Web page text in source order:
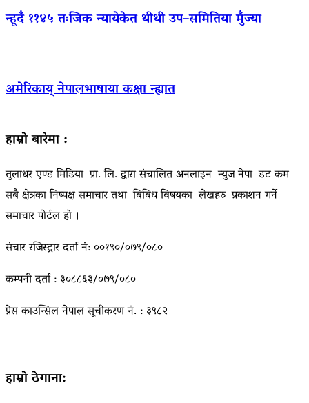
न्हूदँ ११४५ तःजिक न्यायेकेत थीथी उप–समितिया मुँज्या
अमेरिकाय् नेपालभाषाया कक्षा न्ह्यात
हाम्रो बारेमा :
तुलाधर एण्ड मिडिया प्रा. लि. द्वारा संचालित अनलाइन न्युज नेपा डट कम
सबै क्षेत्रका निष्पक्ष समाचार तथा बिबिध विषयका लेखहरु प्रकाशन गर्ने
समाचार पोर्टल हो ।
संचार रजिस्ट्रार दर्ता नं: ००१९०/०७९/०८०
कम्पनी दर्ता : ३०८८६३/०७९/०८०
प्रेस काउन्सिल नेपाल सूचीकरण नं. : ३९८२
हाम्रो ठेगाना: